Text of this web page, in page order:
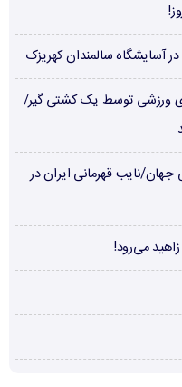
آسایشگاه سالمندان کهریزک
ورزشی توسط یک کشتی گیر/
جهان/نایب قهرمانی ایران در
می‌رود!